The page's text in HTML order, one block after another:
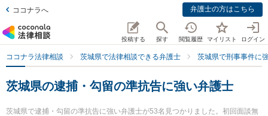
ココナラへ 弁護士の方はこちら
投稿する 探す 閲覧履歴 マイリスト ログイン
ココナラ法律相談 茨城県で法律相談できる弁護士 茨城県で刑事事件に
茨城県の逮捕・勾留の準抗告に強い弁護士
茨城県で逮捕・勾留の準抗告に強い弁護士が53名見つかりました。初回面談無